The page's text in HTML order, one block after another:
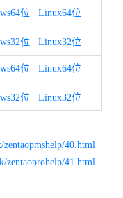
位
Linux64位
位
Linux32位
位
Linux64位
位
Linux32位
40.html
zentaoprohelp/41.html